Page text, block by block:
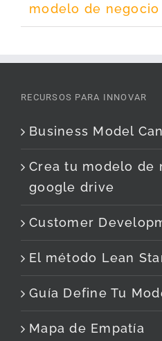
modelo de negocio
RECURSOS PARA INNOVAR
Business Model
Crea tu modelo de
google drive
Customer
El método Lean
Guía Define Tu
Mapa de Empatía